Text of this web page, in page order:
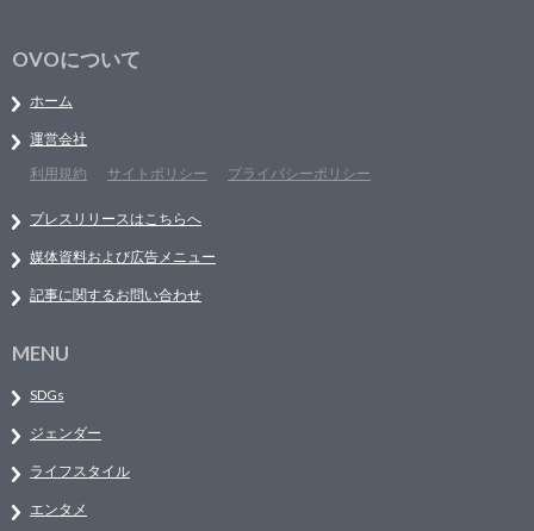
OVOについて
ホーム
運営会社
利用規約
サイトポリシー プライバシーポリシー
プレスリリースはこちらへ
媒体資料および広告メニュー
記事に関するお問い合わせ
MENU
SDGs
ジェンダー
ライフスタイル
エンタメ